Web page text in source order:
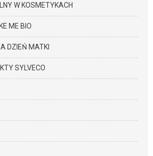
W KOSMETYKACH
ME BIO
DZIEŃ MATKI
SYLVECO